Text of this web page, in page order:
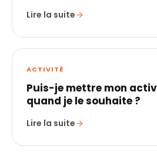
Lire la suite
ACTIVITÉ
Puis-je mettre mon
quand je le souhaite ?
Lire la suite